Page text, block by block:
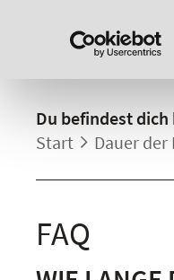
HÄUFIG
Du befindest dich
Start
Dauer der
FAQ